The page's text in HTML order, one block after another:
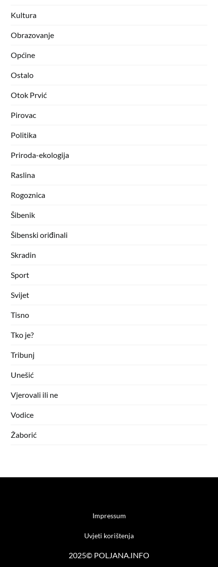
Kultura
Obrazovanje
Općine
Ostalo
Otok Prvić
Pirovac
Politika
Priroda-ekologija
Raslina
Rogoznica
Šibenik
Šibenski oriđinali
Skradin
Sport
Svijet
Tisno
Tko je?
Tribunj
Unešić
Vjerovali ili ne
Vodice
Žaborić
Impressum
Uvjeti korištenja
2025© POLJANA.INFO